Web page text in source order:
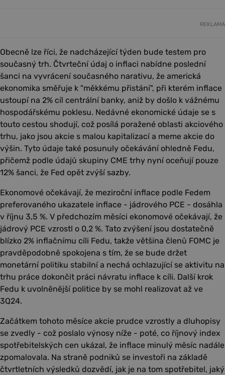
REKLAMA
Obecně lze říci, že nadcházející týden bude testem pro
současný trh. Čtvrteční údaj o inflaci nabídne poslední
šanci na vyvrácení současného narativu, že americká
ekonomika směřuje k "měkkému přistání", při kterém inflace
ustoupí na 2% cíl centrální banky, aniž by došlo k vážnému
hospodářskému poklesu. Nedávné ekonomické údaje se s
touto cestou shodují, což posílá poražené oblasti akciového
trhu, jako jsou akcie s malou kapitalizací a meme akcie do
výšin. Tyto údaje také posunuly očekávání ohledně Fedu,
přičemž podle údajů skupiny CME trhy nyní oceňují pouze
12% šanci, že Fed opět zvýší sazby.
Ekonomové očekávají, že meziroční inflace podle Fedem
preferovaného ukazatele inflace - jádrového PCE - dosáhla
v říjnu 3,5 %. V předchozím měsíci ekonomové očekávají, že
jádrový PCE vzrostl o 0,2 %. Tato zvýšení jsou dostatečně
blízko 2% inflačnímu cíli Fedu, takže většina členů FOMC je
pravděpodobně spokojena s tím, že se bude držet
monetární politiku stabilní a nechá ochlazující se aktivitu na
trhu práce dokončit práci návratu inflace k cíli. Další krok
Fedu k uvolněnější politice by se mohl realizovat až ve
3Q24.
Začátkem tohoto měsíce akcie prudce vzrostly a dluhopisy
se zvedly - což poslalo výnosy níže - poté, co říjnový index
spotřebitelských cen ukázal, že inflace minulý měsíc nadále
zpomalovala. Na straně podniků se investoři na základě
čtvrtletních výsledků dozvědí, jak je na tom spotřebitel, jaký